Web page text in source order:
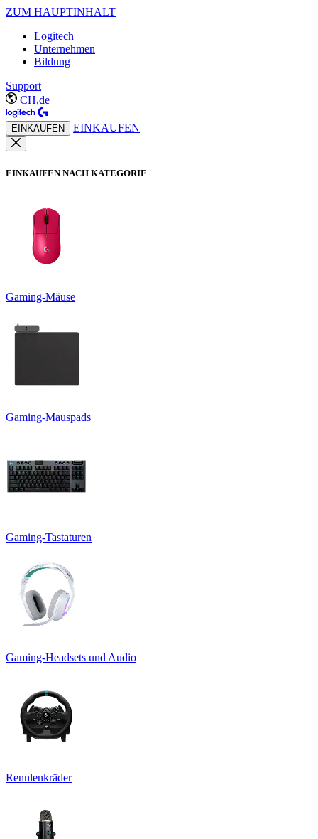
ZUM HAUPTINHALT
Logitech
Unternehmen
Bildung
Support
CH,de
EINKAUFEN EINKAUFEN
EINKAUFEN NACH KATEGORIE
Gaming-Mäuse
Gaming-Mauspads
Gaming-Tastaturen
Gaming-Headsets und Audio
Rennlenkräder